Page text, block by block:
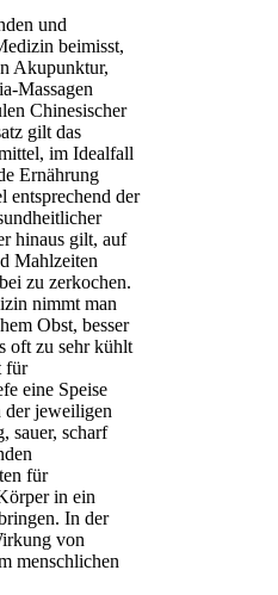
und
beimisst,
Akupunktur,
Massagen
Chinesischer
gilt das
im Idealfall
Ernährung
entsprechend der
hinaus gilt, auf
Mahlzeiten
zu zerkochen.
nimmt man
Obst, besser
oft zu sehr kühlt
für
eine Speise
der jeweiligen
sauer, scharf
für
in ein
In der
von
menschlichen